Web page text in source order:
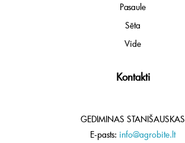
Pasaule
Sēta
Vide
Kontakti
GEDIMINAS STANIŠAUSKAS
E-pasts: info@agrobite.lt